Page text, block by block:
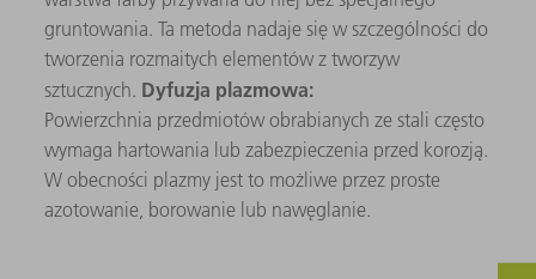
gruntowania. Ta metoda nadaje się w szczególności do
tworzenia rozmaitych elementów z tworzyw
sztucznych. Dyfuzja plazmowa:
Powierzchnia przedmiotów obrabianych ze stali często
wymaga hartowania lub zabezpieczenia przed korozją.
W obecności plazmy jest to możliwe przez proste
azotowanie, borowanie lub nawęglanie.